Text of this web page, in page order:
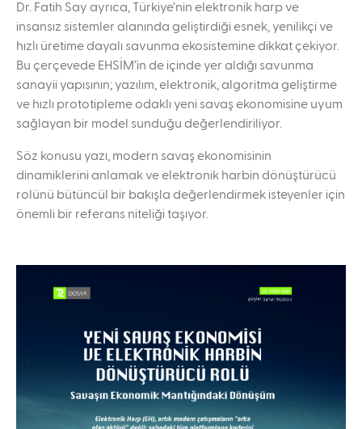
Dr. Fatih Say ayrıca, Türkiye’nin elektronik harp ve
insansız sistemler alanında geliştirdiği esnek, yenilikçi ve
hızlı üretime dayalı savunma ekosistemine dikkat çekiyor.
Bu çerçevede EHSİM’in de içinde yer aldığı savunma
sanayii yapısının; yazılım, elektronik, algoritma geliştirme
ve hızlı prototipleme odaklı yeni savaş ekonomisine uyum
sağlayan bir model sunduğu değerlendiriliyor.
Söz konusu yazı, modern savaş ekonomisinin
dinamiklerini anlamak ve elektronik harbin dönüştürücü
rolünü bütüncül bir bakışla değerlendirmek isteyenler için
önemli bir referans niteliği taşıyor.